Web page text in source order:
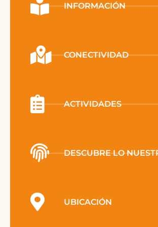
INFORMACIÓN
CONECTIVIDAD
ACTIVIDADES
DESCUBRE LO
UBICACIÓN